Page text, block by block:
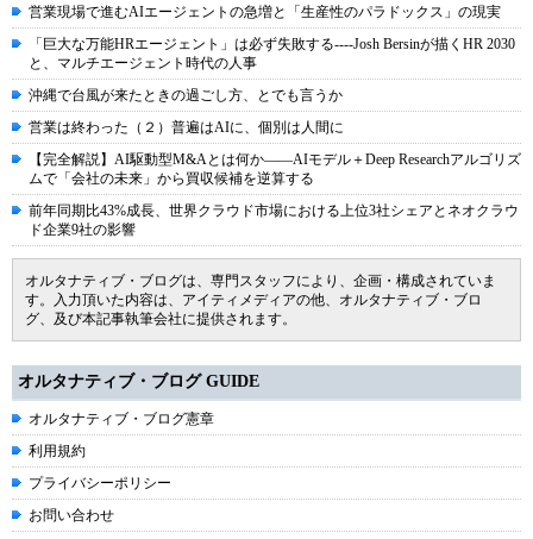
営業現場で進むAIエージェントの急増と「生産性のパラドックス」の現実
「巨大な万能HRエージェント」は必ず失敗する----Josh Bersinが描くHR 2030
と、マルチエージェント時代の人事
沖縄で台風が来たときの過ごし方、とでも言うか
営業は終わった（２）普遍はAIに、個別は人間に
【完全解説】AI駆動型M&Aとは何か――AIモデル＋Deep Researchアルゴリズ
ムで「会社の未来」から買収候補を逆算する
前年同期比43%成長、世界クラウド市場における上位3社シェアとネオクラウ
ド企業9社の影響
オルタナティブ・ブログは、専門スタッフにより、企画・構成されていま
す。入力頂いた内容は、アイティメディアの他、オルタナティブ・ブロ
グ、及び本記事執筆会社に提供されます。
オルタナティブ・ブログ GUIDE
オルタナティブ・ブログ憲章
利用規約
プライバシーポリシー
お問い合わせ